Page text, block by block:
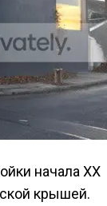
начала ХХ
крышей.